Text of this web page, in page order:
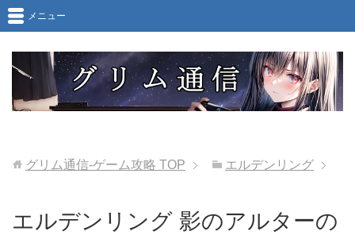
メニュー
グリム通信-ゲーム攻略 TOP エルデンリング
エルデンリング 影のアルターの